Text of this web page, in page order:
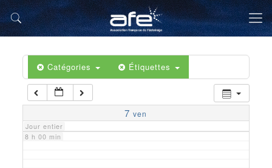
Catégories Étiquettes
7 ven
Jour entier
5 h 00 min
6 h 00 min
7 h 00 min
8 h 00 min